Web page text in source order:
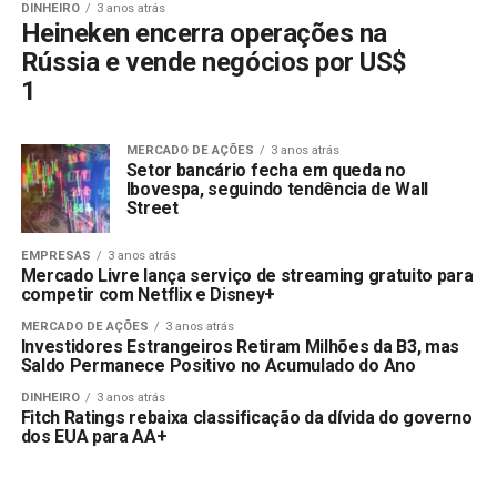
DINHEIRO 3 anos atrás
Heineken encerra operações na
Rússia e vende negócios por US$
1
MERCADO DE AÇÕES 3 anos atrás
Setor bancário fecha em queda no
Ibovespa, seguindo tendência de Wall
Street
EMPRESAS 3 anos atrás
Mercado Livre lança serviço de streaming gratuito para
competir com Netflix e Disney+
MERCADO DE AÇÕES 3 anos atrás
Investidores Estrangeiros Retiram Milhões da B3, mas
Saldo Permanece Positivo no Acumulado do Ano
DINHEIRO 3 anos atrás
Fitch Ratings rebaixa classificação da dívida do governo
dos EUA para AA+